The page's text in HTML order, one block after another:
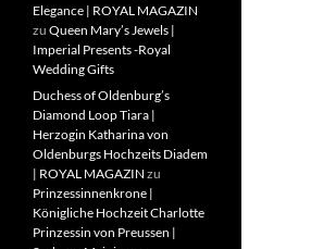
Elegance | ROYAL MAGAZIN
zu Queen Mary’s Jewels |
Imperial Presents -Royal
Wedding Gifts
Duchess of Oldenburg’s
Diamond Loop Tiara |
Herzogin Katharina von
Oldenburgs Hochzeits Diadem
| ROYAL MAGAZIN zu
Prinzessinnenkrone |
Königliche Hochzeit Charlotte
Prinzessin von Preussen |